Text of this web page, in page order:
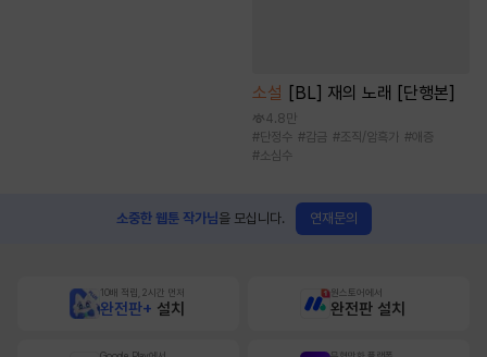
소설 [BL] 재의 노래 [단행본]
4.8만
#단정수 #감금 #조직/암흑가 #애증
#소심수
소중한 웹툰 작가님을 모십니다. 연재문의
10배 적립, 2시간 먼저
완전판+ 설치
원스토어에서
완전판 설치